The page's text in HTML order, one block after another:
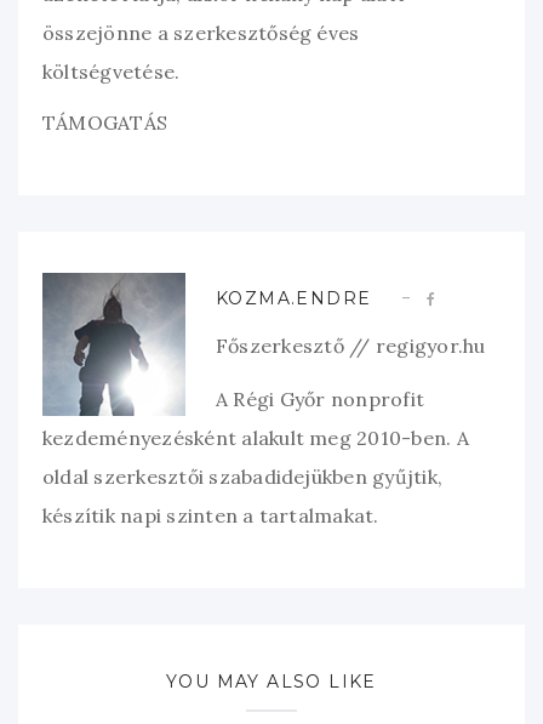
összejönne a szerkesztőség éves
költségvetése.
TÁMOGATÁS
KOZMA.ENDRE
Főszerkesztő // regigyor.hu
A Régi Győr nonprofit
kezdeményezésként alakult meg 2010-ben. A
oldal szerkesztői szabadidejükben gyűjtik,
készítik napi szinten a tartalmakat.
YOU MAY ALSO LIKE